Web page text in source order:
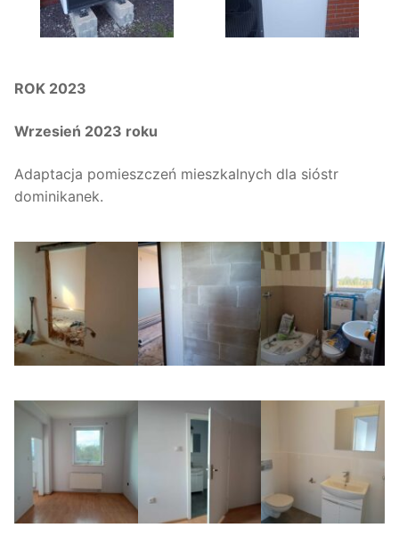
ROK 2023
Wrzesień 2023 roku
Adaptacja pomieszczeń mieszkalnych dla sióstr
dominikanek.